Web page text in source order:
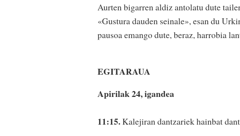
Aurten bigarren aldiz antolatu dute
«Gustura dauden seinale», esan du
pausoa emango dute, beraz, harrobia
EGITARAUA
Apirilak 24, igandea
11:15.Kalejiran dantzariek hainbat